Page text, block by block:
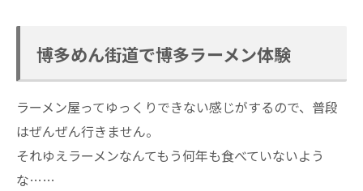
博多めん街道で博多ラーメン体験
ラーメン屋ってゆっくりできない感じがするので、普段
はぜんぜん行きません。
それゆえラーメンなんてもう何年も食べていないよう
な……